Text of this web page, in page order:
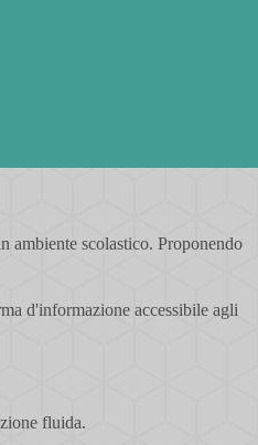
ambiente scolastico. Proponendo
d'informazione accessibile agli
fluida.